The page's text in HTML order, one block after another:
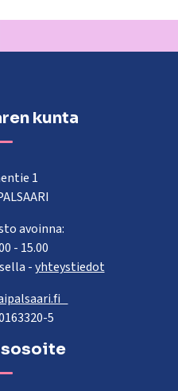
kunta
1
avoinna:
- 15.00
-yhteystiedot
5